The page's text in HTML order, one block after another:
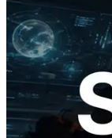
2026.05.24